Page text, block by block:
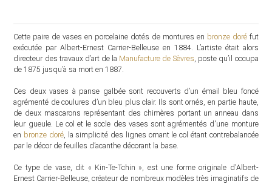
Cette paire de vases en porcelaine dotés de montures en bronze doréfut
exécutée par Albert-Ernest Carrier-Belleuse en 1884. L’artiste était alors
directeur des travaux d’art de la Manufacture de Sèvres, poste qu’il occupa
de 1875 jusqu’à sa mort en 1887.
Ces deux vases à panse galbée sont recouverts d’un émail bleu foncé
agrémenté de coulures d’un bleu plus clair. Ils sont ornés, en partie haute,
de deux mascarons représentant des chimères portant un anneau dans
leur gueule. Le col et le socle des vases sont agrémentés d'une monture
en bronze doré, la simplicité des lignes ornant le col étant contrebalancée
par le décor de feuilles d’acanthe décorant la base.
Ce type de vase, dit « Kin-Te-Tchin », est une forme originale d'Albert-
Ernest Carrier-Belleuse, créateur de nombreux modèles très imaginatifs de